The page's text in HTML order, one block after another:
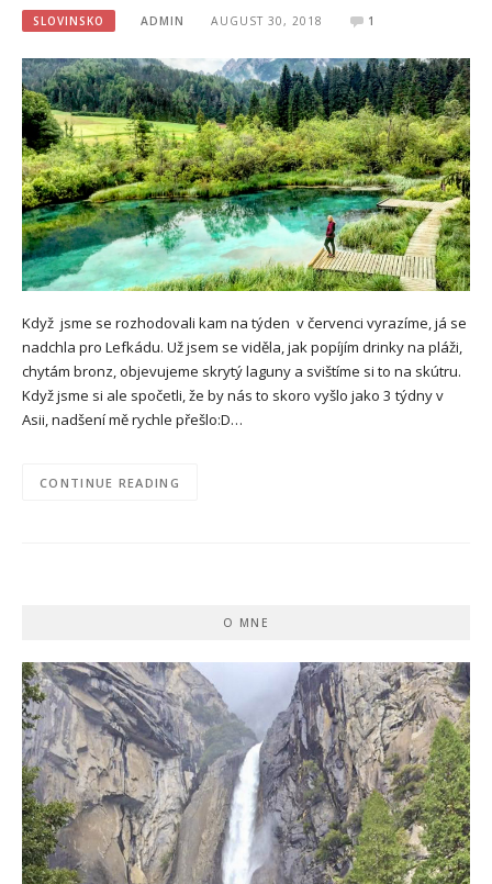
SLOVINSKO ADMIN AUGUST 30, 2018 1
Když jsme se rozhodovali kam na týden v červenci vyrazíme, já se
nadchla pro Lefkádu. Už jsem se viděla, jak popíjím drinky na pláži,
chytám bronz, objevujeme skrytý laguny a svištíme si to na skútru.
Když jsme si ale spočetli, že by nás to skoro vyšlo jako 3 týdny v
Asii, nadšení mě rychle přešlo:D…
CONTINUE READING
O MNE